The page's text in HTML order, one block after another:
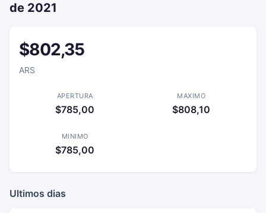
de 2021
$802,35
ARS
APERTURA
$785,00
MAXIMO
$808,10
MINIMO
$785,00
Ultimos dias